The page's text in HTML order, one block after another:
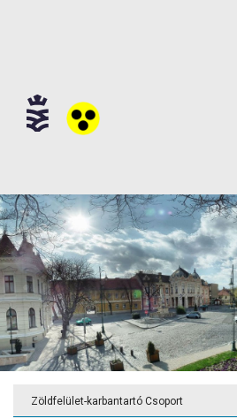
Zöldfelület-karbantartó Csoport